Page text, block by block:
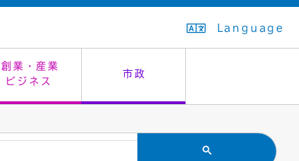
Language
創業・産業
ビジネス
市政
生活排水
教育委員会
救急・夜間診療
施設予約（まつぼっくり）
指定管理者制度
議会